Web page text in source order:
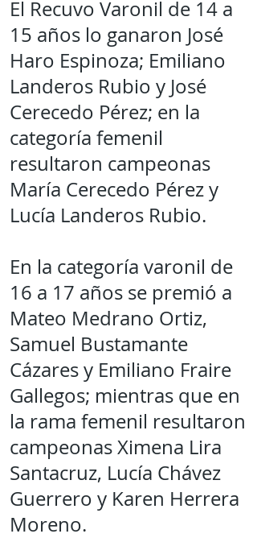
El Recuvo Varonil de 14 a
15 años lo ganaron José
Haro Espinoza; Emiliano
Landeros Rubio y José
Cerecedo Pérez; en la
categoría femenil
resultaron campeonas
María Cerecedo Pérez y
Lucía Landeros Rubio.
En la categoría varonil de
16 a 17 años se premió a
Mateo Medrano Ortiz,
Samuel Bustamante
Cázares y Emiliano Fraire
Gallegos; mientras que en
la rama femenil resultaron
campeonas Ximena Lira
Santacruz, Lucía Chávez
Guerrero y Karen Herrera
Moreno.